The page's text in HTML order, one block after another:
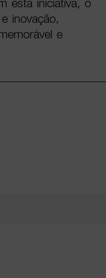
esta iniciativa, o
inovação,
e